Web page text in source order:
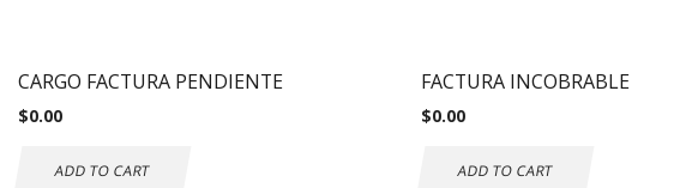
CARGO FACTURA PENDIENTE
$0.00
ADD TO CART
FACTURA INCOBRABLE
$0.00
ADD TO CART